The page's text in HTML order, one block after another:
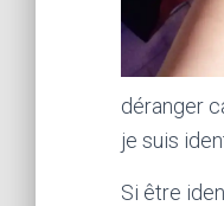
déranger
je suis
Si être